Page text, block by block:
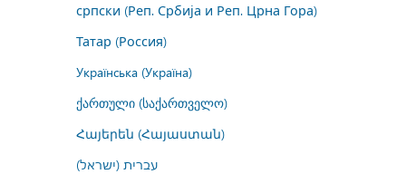
српски (Реп. Србија и Реп. Црна Гора)
Татар (Россия)
Українська (Україна)
ქართული (საქართველო)
Հայերեն (Հայաստան)
עברית (ישראל)